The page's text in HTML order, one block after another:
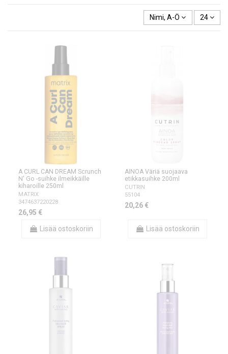
Nimi, A-Ö 24
A CURL CAN DREAM Scrunch
N' Go -suihke ilmeikkäille
kiharoille 250ml
MATRIX
3474637220228
26,95 €
Lisää ostoskoriin
AINOA Väriä suojaava
etikkasuihke 200ml
CUTRIN
55104
20,26 €
Lisää ostoskoriin